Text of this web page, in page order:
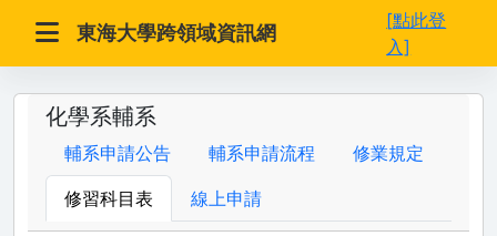
東海大學跨領域資訊網
[點此登
入]
化學系輔系
輔系申請公告 輔系申請流程 修業規定
修習科目表 線上申請